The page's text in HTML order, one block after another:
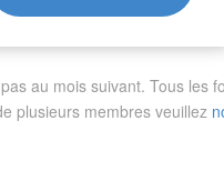
au mois suivant. Tous les
plusieurs membresveuillez